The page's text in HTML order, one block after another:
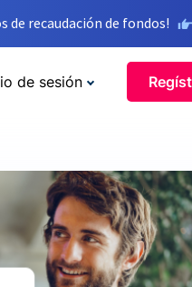
de recaudación de fondos!
de sesión